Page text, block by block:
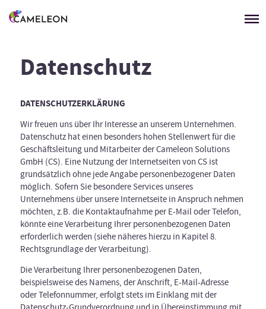
Datenschutz
DATENSCHUTZERKLÄRUNG
Wir freuen uns über Ihr Interesse an unserem Unternehmen.
Datenschutz hat einen besonders hohen Stellenwert für die
Geschäftsleitung und Mitarbeiter der Cameleon Solutions
GmbH (CS). Eine Nutzung der Internetseiten von CS ist
grundsätzlich ohne jede Angabe personenbezogener Daten
möglich. Sofern Sie besondere Services unseres
Unternehmens über unsere Internetseite in Anspruch nehmen
möchten, z.B. die Kontaktaufnahme per E-Mail oder Telefon,
könnte eine Verarbeitung Ihrer personenbezogenen Daten
erforderlich werden (siehe näheres hierzu in Kapitel 8.
Rechtsgrundlage der Verarbeitung).
Die Verarbeitung Ihrer personenbezogenen Daten,
beispielsweise des Namens, der Anschrift, E-Mail-Adresse
oder Telefonnummer, erfolgt stets im Einklang mit der